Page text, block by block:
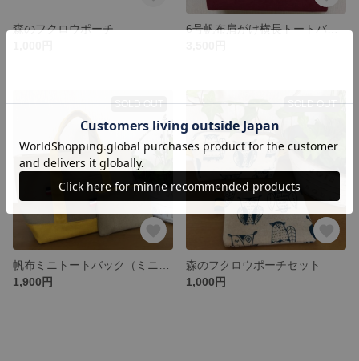
森のフクロウポーチ
6号帆布肩がけ横長トートバッグ（ファスナー付き）
SOLD OUT
1,900円
SOLD OUT
森のフクロウポーチセット
1,000円